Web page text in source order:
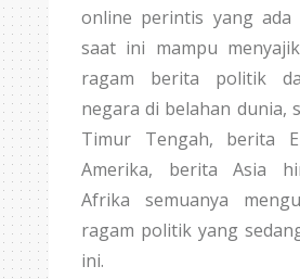
online perintis yang ada
saat ini mampu
ragam berita politik
negara di belahan dunia,
Timur Tengah, berita
Amerika, berita Asia
Afrika semuanya
ragam politik yang
ini.